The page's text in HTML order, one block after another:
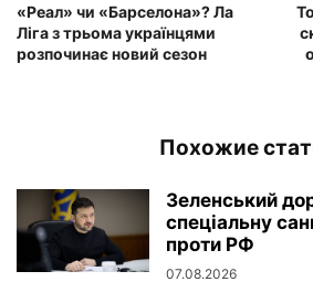
«Реал» чи «Барселона»? Ла
Ліга з трьома українцями
розпочинає новий сезон
Похожие
Зеленський
спеціальну
проти РФ
07.08.2026